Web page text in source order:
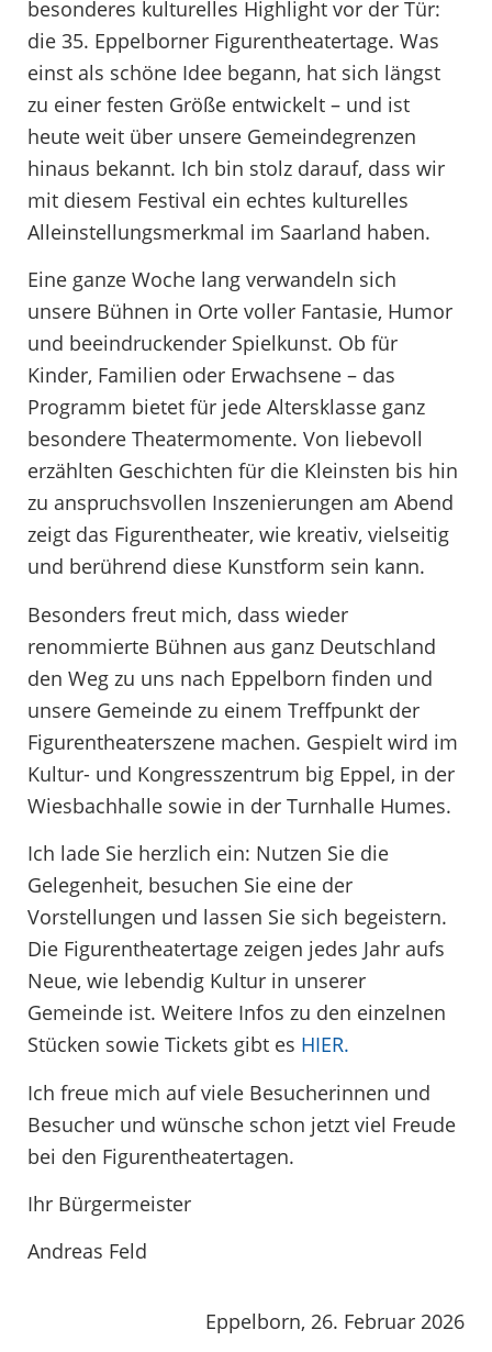
besonderes kulturelles Highlight vor der Tür:
die 35. Eppelborner Figurentheatertage. Was
einst als schöne Idee begann, hat sich längst
zu einer festen Größe entwickelt – und ist
heute weit über unsere Gemeindegrenzen
hinaus bekannt. Ich bin stolz darauf, dass wir
mit diesem Festival ein echtes kulturelles
Alleinstellungsmerkmal im Saarland haben.
Eine ganze Woche lang verwandeln sich
unsere Bühnen in Orte voller Fantasie, Humor
und beeindruckender Spielkunst. Ob für
Kinder, Familien oder Erwachsene – das
Programm bietet für jede Altersklasse ganz
besondere Theatermomente. Von liebevoll
erzählten Geschichten für die Kleinsten bis hin
zu anspruchsvollen Inszenierungen am Abend
zeigt das Figurentheater, wie kreativ, vielseitig
und berührend diese Kunstform sein kann.
Besonders freut mich, dass wieder
renommierte Bühnen aus ganz Deutschland
den Weg zu uns nach Eppelborn finden und
unsere Gemeinde zu einem Treffpunkt der
Figurentheaterszene machen. Gespielt wird im
Kultur- und Kongresszentrum big Eppel, in der
Wiesbachhalle sowie in der Turnhalle Humes.
Ich lade Sie herzlich ein: Nutzen Sie die
Gelegenheit, besuchen Sie eine der
Vorstellungen und lassen Sie sich begeistern.
Die Figurentheatertage zeigen jedes Jahr aufs
Neue, wie lebendig Kultur in unserer
Gemeinde ist. Weitere Infos zu den einzelnen
Stücken sowie Tickets gibt es HIER.
Ich freue mich auf viele Besucherinnen und
Besucher und wünsche schon jetzt viel Freude
bei den Figurentheatertagen.
Ihr Bürgermeister
Andreas Feld
Eppelborn, 26. Februar 2026